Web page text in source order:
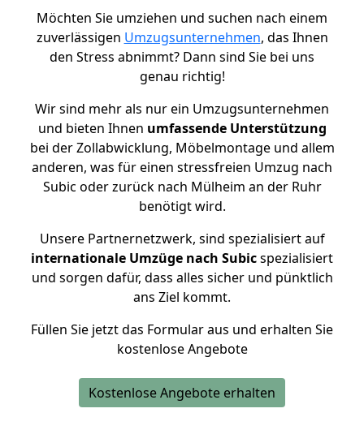
Möchten Sie umziehen und suchen nach einem
zuverlässigen Umzugsunternehmen, das Ihnen
den Stress abnimmt? Dann sind Sie bei uns
genau richtig!
Wir sind mehr als nur ein Umzugsunternehmen
und bieten Ihnen umfassende Unterstützung
bei der Zollabwicklung, Möbelmontage und allem
anderen, was für einen stressfreien Umzug nach
Subic oder zurück nach Mülheim an der Ruhr
benötigt wird.
Unsere Partnernetzwerk, sind spezialisiert auf
internationale Umzüge nach Subicspezialisiert
und sorgen dafür, dass alles sicher und pünktlich
ans Ziel kommt.
Füllen Sie jetzt das Formular aus und erhalten Sie
kostenlose Angebote
Kostenlose Angebote erhalten